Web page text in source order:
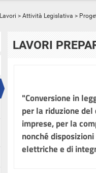
Lavori > Attività Legislativa >
LAVORI
"Conversione in
per la riduzione
imprese, per la
nonché
elettriche e di